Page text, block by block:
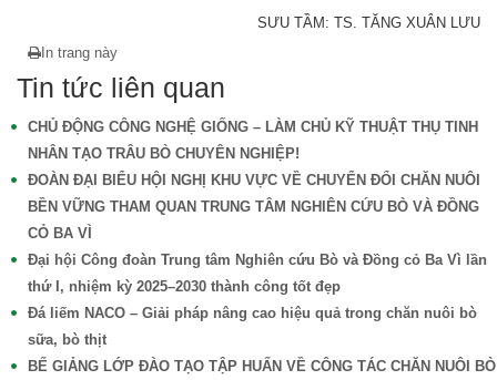
SƯU TẦM: TS. TĂNG XUÂN LƯU
In trang này
Tin tức liên quan
CHỦ ĐỘNG CÔNG NGHỆ GIỐNG – LÀM CHỦ KỸ THUẬT THỤ TINH
NHÂN TẠO TRÂU BÒ CHUYÊN NGHIỆP!
ĐOÀN ĐẠI BIỂU HỘI NGHỊ KHU VỰC VỀ CHUYỂN ĐỔI CHĂN NUÔI
BỀN VỮNG THAM QUAN TRUNG TÂM NGHIÊN CỨU BÒ VÀ ĐỒNG
CỎ BA VÌ
Đại hội Công đoàn Trung tâm Nghiên cứu Bò và Đồng cỏ Ba Vì lần
thứ I, nhiệm kỳ 2025–2030 thành công tốt đẹp
Đá liếm NACO – Giải pháp nâng cao hiệu quả trong chăn nuôi bò
sữa, bò thịt
BẾ GIẢNG LỚP ĐÀO TẠO TẬP HUẤN VỀ CÔNG TÁC CHĂN NUÔI BÒ